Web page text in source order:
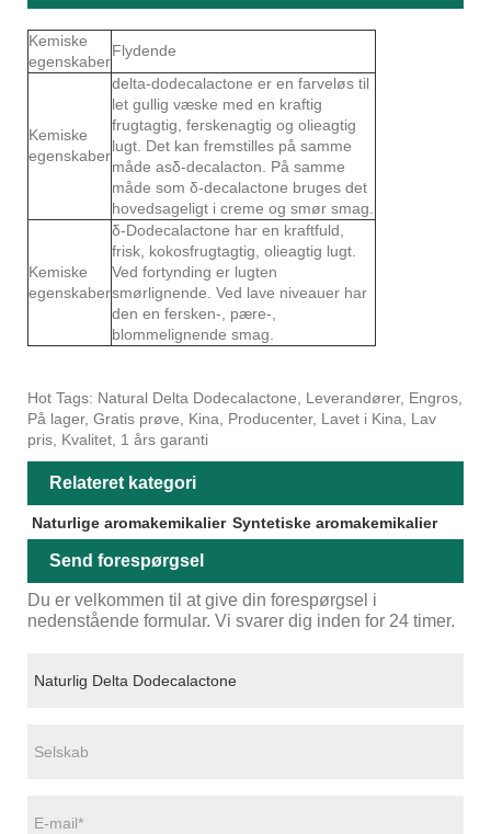
Kemiske
egenskaber
Flydende
Kemiske
egenskaber
delta-dodecalactone er en farveløs til
let gullig væske med en kraftig
frugtagtig, ferskenagtig og olieagtig
lugt. Det kan fremstilles på samme
måde asδ-decalacton. På samme
måde som δ-decalactone bruges det
hovedsageligt i creme og smør smag.
Kemiske
egenskaber
δ-Dodecalactone har en kraftfuld,
frisk, kokosfrugtagtig, olieagtig lugt.
Ved fortynding er lugten
smørlignende. Ved lave niveauer har
den en fersken-, pære-,
blommelignende smag.
Hot Tags: Natural Delta Dodecalactone, Leverandører, Engros,
På lager, Gratis prøve, Kina, Producenter, Lavet i Kina, Lav
pris, Kvalitet, 1 års garanti
Relateret kategori
Naturlige aromakemikalier Syntetiske aromakemikalier
Send forespørgsel
Du er velkommen til at give din forespørgsel i
nedenstående formular. Vi svarer dig inden for 24 timer.